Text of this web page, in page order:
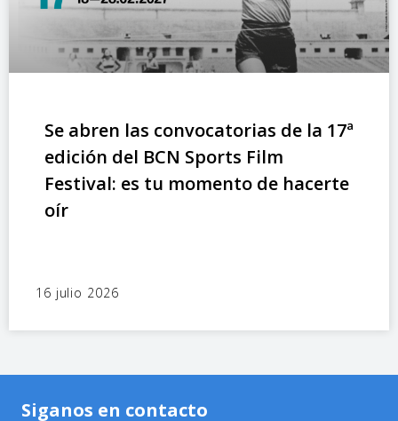
Se abren las convocatorias de la 17ª
edición del BCN Sports Film
Festival: es tu momento de hacerte
oír
16 julio 2026
Siganos en contacto